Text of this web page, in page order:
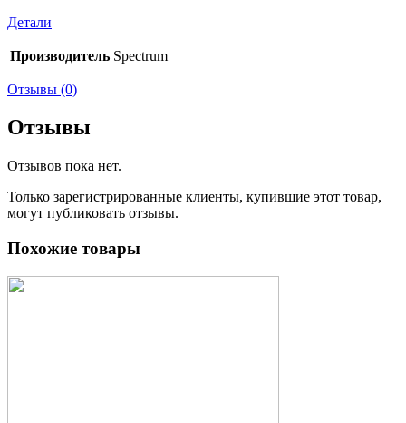
Детали
Производитель Spectrum
Отзывы (0)
Отзывы
Отзывов пока нет.
Только зарегистрированные клиенты, купившие этот товар,
могут публиковать отзывы.
Похожие товары